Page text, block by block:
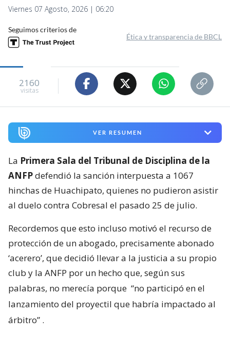
Viernes 07 Agosto, 2026 | 06:20
Seguimos criterios de
Ética y transparencia de BBCL
2160
visitas
VER RESUMEN
La Primera Sala del Tribunal de Disciplina de la
ANFPdefendió la sanción interpuesta a 1067
hinchas de Huachipato, quienes no pudieron asistir
al duelo contra Cobresal el pasado 25 de julio.
Recordemos que esto incluso motivó el recurso de
protección de un abogado, precisamente abonado
‘acerero’, que decidió llevar a la justicia a su propio
club y la ANFP por un hecho que, según sus
palabras, no merecía porque “no participó en el
lanzamiento del proyectil que habría impactado al
árbitro” .